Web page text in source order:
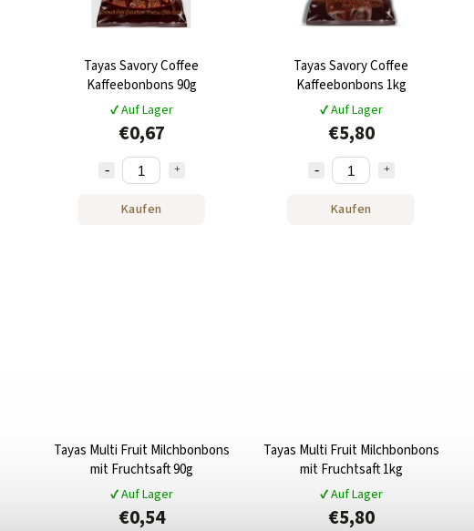
Tayas Savory Coffee
Kaffeebonbons 90g
✔ Auf Lager
€0,67
Kaufen
Tayas Savory Coffee
Kaffeebonbons 1kg
✔ Auf Lager
€5,80
Kaufen
Tayas Multi Fruit Milchbonbons
mit Fruchtsaft 90g
✔ Auf Lager
€0,54
Tayas Multi Fruit Milchbonbons
mit Fruchtsaft 1kg
✔ Auf Lager
€5,80